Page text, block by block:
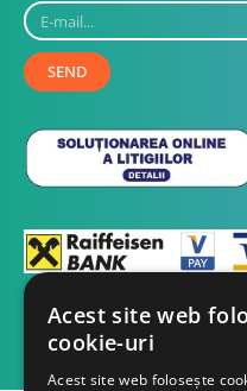
E-
mail...
SEND
Copyright ©
Acest site web
cookie-uri
Acest site web folosește